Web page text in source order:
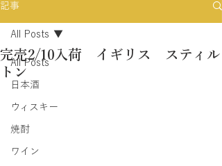
記事
All Posts
日本酒
ウィスキー
焼酎
ワイン
All Posts
完売2/10入荷 イギリス スティル
トン